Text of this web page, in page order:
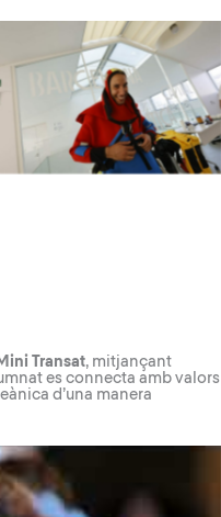
Transat, mitjançant
es connecta amb valors
d’una manera